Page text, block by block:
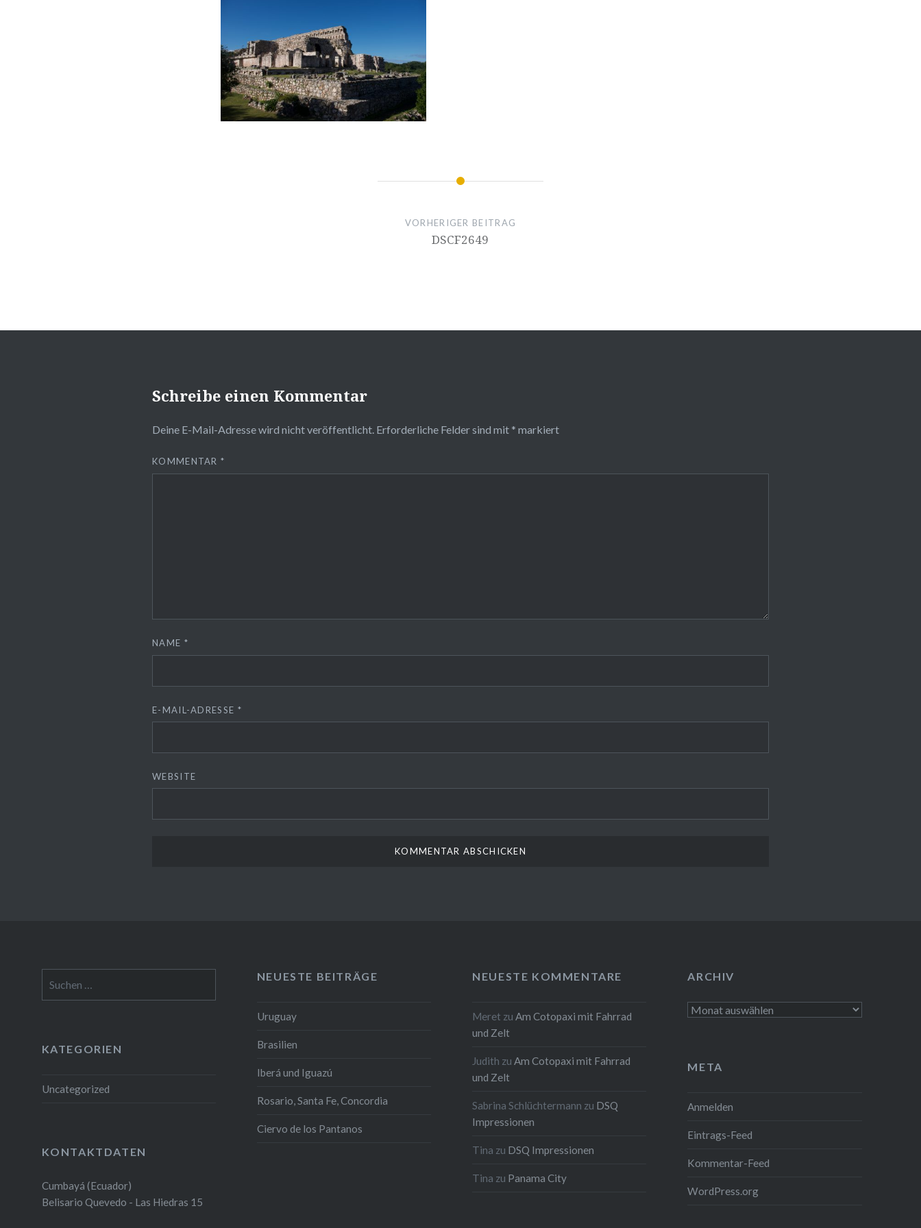
VORHERIGER BEITRAG
DSCF2649
Schreibe einen Kommentar
Deine E-Mail-Adresse wird nicht veröffentlicht. Erforderliche Felder sind mit * markiert
KOMMENTAR*
NAME *
E-MAIL-ADRESSE *
WEBSITE
nach:
NEUESTE BEITRÄGE
Uruguay
Brasilien
Iberá und Iguazú
Rosario, Santa Fe, Concordia
Ciervo de los Pantanos
NEUESTE KOMMENTARE
Meret zuAm Cotopaxi mit Fahrrad
und Zelt
Judith zuAm Cotopaxi mit Fahrrad
und Zelt
Sabrina Schlüchtermann zu DSQ
Impressionen
Tina zu DSQ Impressionen
Tina zu Panama City
ARCHIV
Archiv
KATEGORIEN
Uncategorized
META
Anmelden
Eintrags-Feed
Kommentar-Feed
WordPress.org
KONTAKTDATEN
Cumbayá (Ecuador)
Belisario Quevedo - Las Hiedras 15